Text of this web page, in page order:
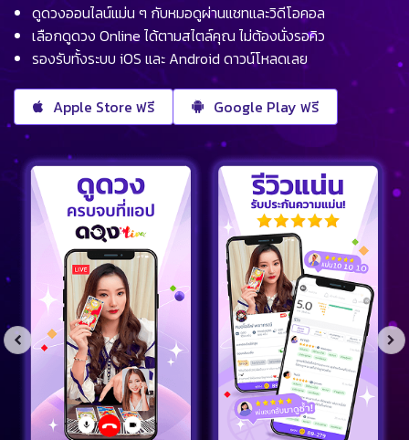
ดูดวงออนไลน์แม่น ๆ กับหมอดูผ่านแชทและวิดีโอคอล
เลือกดูดวง Online ได้ตามสไตล์คุณ ไม่ต้องนั่งรอคิว
รองรับทั้งระบบ iOS และ Android ดาวน์โหลดเลย
Apple Store ฟรี Google Play ฟรี